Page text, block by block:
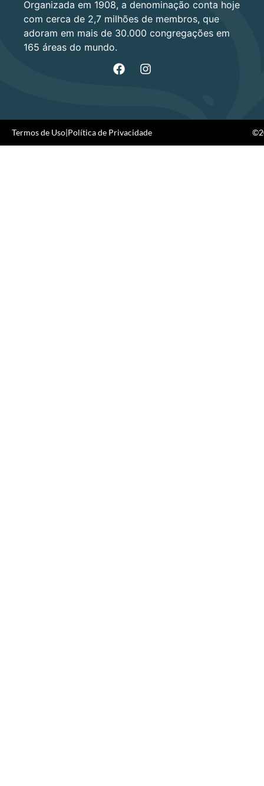
Organizada em 1908, a denominação conta hoje
com cerca de 2,7 milhões de membros, que
adoram em mais de 30.000 congregações em
165 áreas do mundo.
Termos de Uso|Política de Privacidade